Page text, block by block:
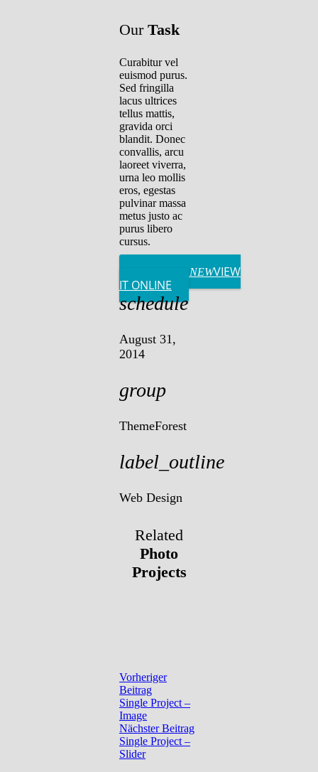
Our Task
Curabitur vel
euismod purus.
Sed fringilla
lacus ultrices
tellus mattis,
gravida orci
blandit. Donec
convallis, arcu
laoreet viverra,
urna leo mollis
eros, egestas
pulvinar massa
metus justo ac
purus libero
cursus.
OPEN_IN_NEWVIEW
IT ONLINE
schedule
August 31,
2014
group
ThemeForest
label_outline
Web Design
Related
Photo
Projects
Vorheriger
Beitrag
Single Project –
Image
Nächster Beitrag
Single Project –
Slider